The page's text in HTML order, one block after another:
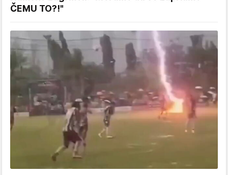
ČEMU TO?!"